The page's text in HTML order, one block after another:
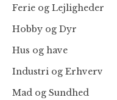
Ferie og Lejligheder
Hobby og Dyr
Hus og have
Industri og Erhverv
Mad og Sundhed